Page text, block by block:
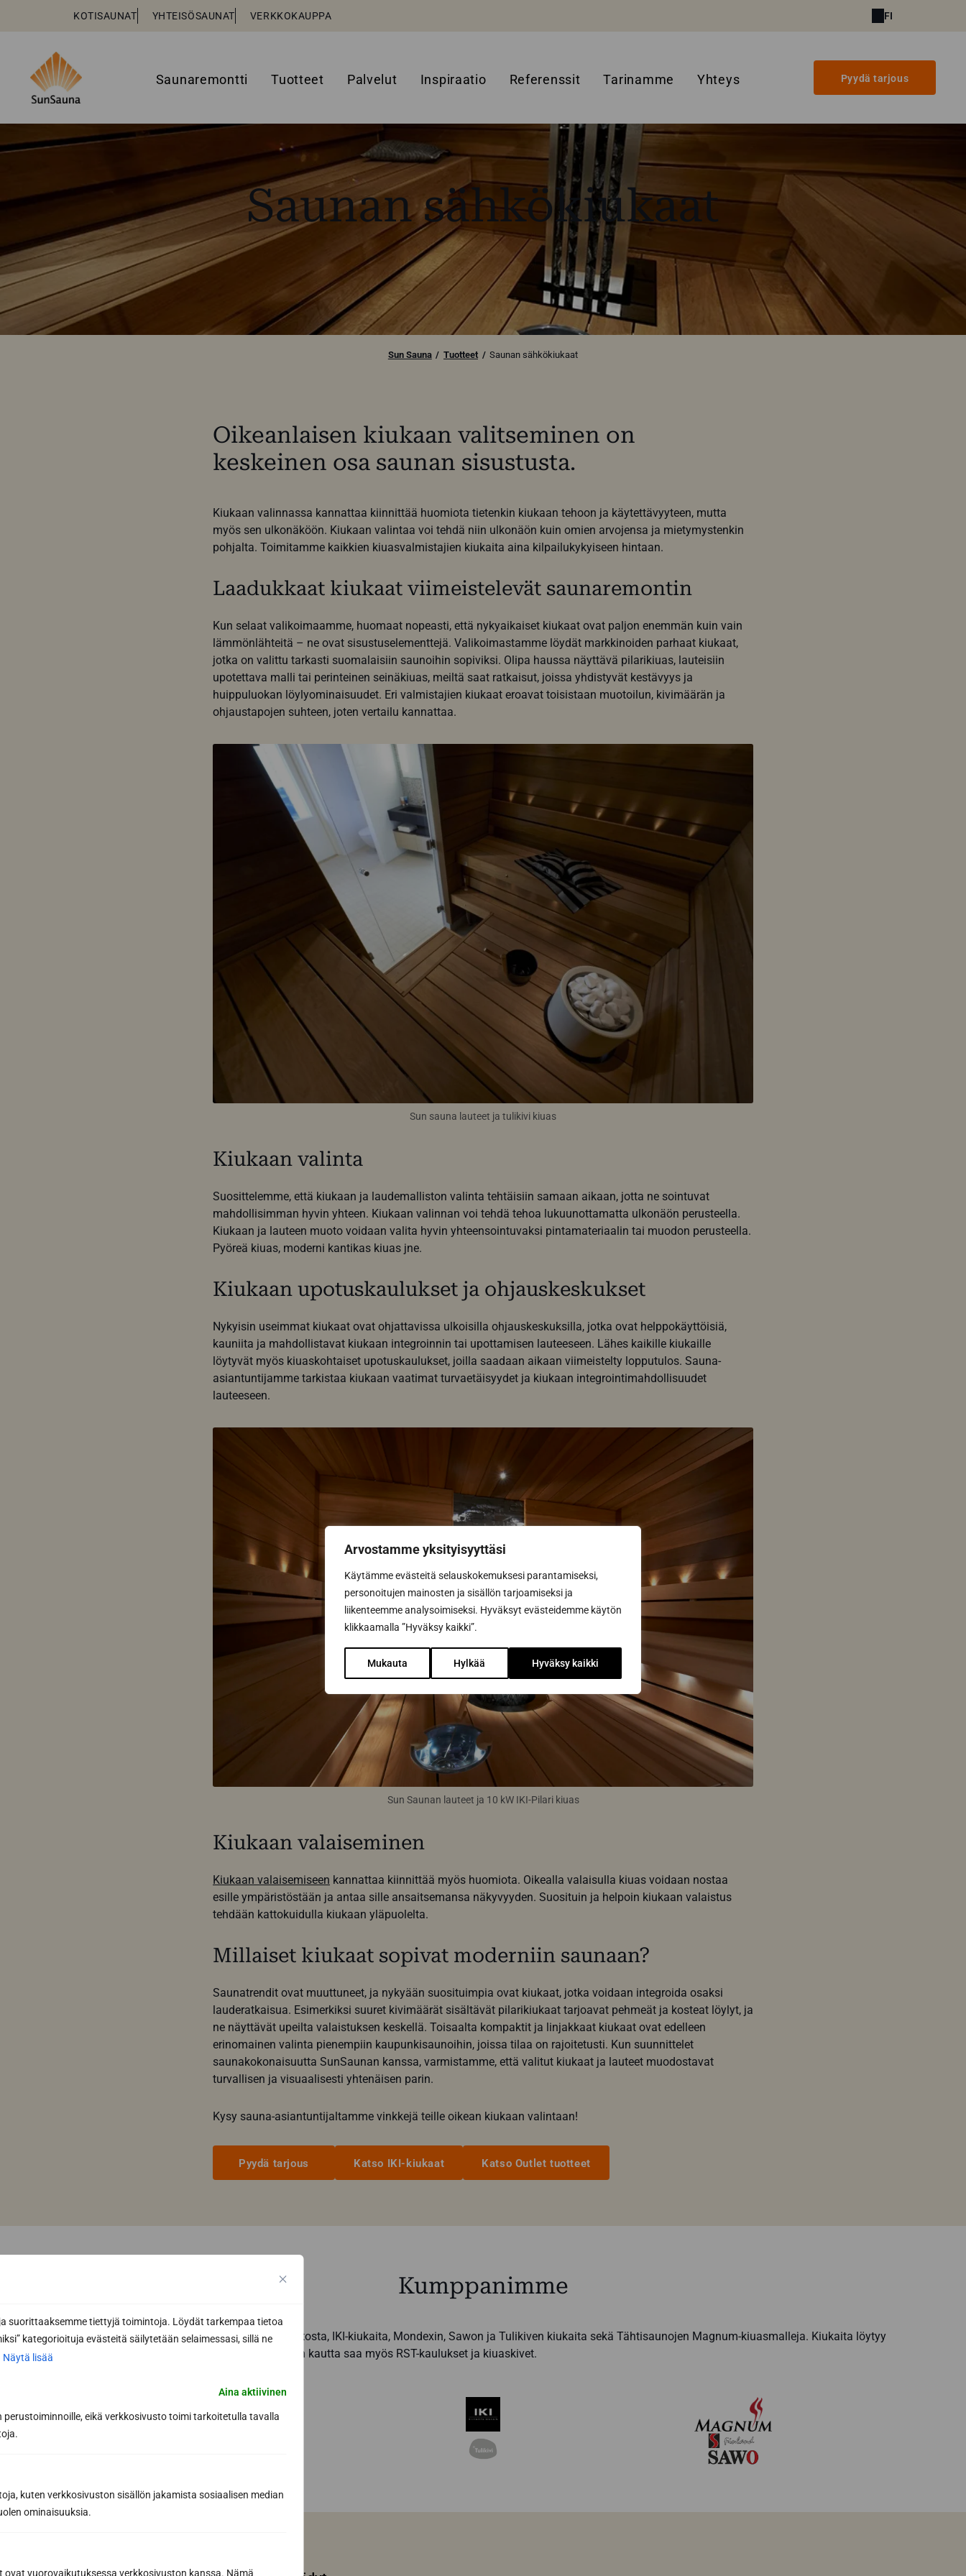
Arvostamme yksityisyyttäsi
Käytämme evästeitä selauskokemuksesi parantamiseksi,
personoitujen mainosten ja sisällön tarjoamiseksi ja
liikenteemme analysoimiseksi. Hyväksyt evästeidemme käytön
klikkaamalla ”Hyväksy kaikki”.
Mukauta Hylkää Hyväksy kaikki
suorittaaksemme tiettyjä toimintoja. Löydät tarkempaa tietoa
kategorioituja evästeitä säilytetään selaimessasi, sillä ne
Näytä lisää
Aina aktiivinen
eikä verkkosivusto toimi tarkoitetulla tavalla
kuten verkkosivuston sisällön jakamista sosiaalisen median
ominaisuuksia.
vuorovaikutuksessa verkkosivuston kanssa. Nämä
KOTISAUNAT YHTEISÖSAUNAT VERKKOKAUPPA FI
Saunaremontti Tuotteet Palvelut Inspiraatio Referenssit Tarinamme Yhteys Pyydä tarjous
Saunan sähkökiukaat
Sun Sauna Tuotteet Saunan sähkökiukaat
Oikeanlaisen kiukaan valitseminen on
keskeinen osa saunan sisustusta.
Kiukaan valinnassa kannattaa kiinnittää huomiota tietenkin kiukaan tehoon ja käytettävyyteen, mutta
myös sen ulkonäköön. Kiukaan valintaa voi tehdä niin ulkonäön kuin omien arvojensa ja mietymystenkin
pohjalta. Toimitamme kaikkien kiuasvalmistajien kiukaita aina kilpailukykyiseen hintaan.
Laadukkaat kiukaat viimeistelevät saunaremontin
Kun selaat valikoimaamme, huomaat nopeasti, että nykyaikaiset kiukaat ovat paljon enemmän kuin vain
lämmönlähteitä – ne ovat sisustuselementtejä. Valikoimastamme löydät markkinoiden parhaat kiukaat,
jotka on valittu tarkasti suomalaisiin saunoihin sopiviksi. Olipa haussa näyttävä pilarikiuas, lauteisiin
upotettava malli tai perinteinen seinäkiuas, meiltä saat ratkaisut, joissa yhdistyvät kestävyys ja
huippuluokan löylyominaisuudet. Eri valmistajien kiukaat eroavat toisistaan muotoilun, kivimäärän ja
ohjaustapojen suhteen, joten vertailu kannattaa.
Sun sauna lauteet ja tulikivi kiuas
Kiukaan valinta
Suosittelemme, että kiukaan ja laudemalliston valinta tehtäisiin samaan aikaan, jotta ne sointuvat
mahdollisimman hyvin yhteen. Kiukaan valinnan voi tehdä tehoa lukuunottamatta ulkonäön perusteella.
Kiukaan ja lauteen muoto voidaan valita hyvin yhteensointuvaksi pintamateriaalin tai muodon perusteella.
Pyöreä kiuas, moderni kantikas kiuas jne.
Kiukaan upotuskaulukset ja ohjauskeskukset
Nykyisin useimmat kiukaat ovat ohjattavissa ulkoisilla ohjauskeskuksilla, jotka ovat helppokäyttöisiä,
kauniita ja mahdollistavat kiukaan integroinnin tai upottamisen lauteeseen. Lähes kaikille kiukaille
löytyvät myös kiuaskohtaiset upotuskaulukset, joilla saadaan aikaan viimeistelty lopputulos. Sauna-
asiantuntijamme tarkistaa kiukaan vaatimat turvaetäisyydet ja kiukaan integrointimahdollisuudet
lauteeseen.
Sun Saunan lauteet ja 10 kW IKI-Pilari kiuas
Kiukaan valaiseminen
Kiukaan valaisemiseen kannattaa kiinnittää myös huomiota. Oikealla valaisulla kiuas voidaan nostaa
esille ympäristöstään ja antaa sille ansaitsemansa näkyvyyden. Suosituin ja helpoin kiukaan valaistus
tehdään kattokuidulla kiukaan yläpuolelta.
Millaiset kiukaat sopivat moderniin saunaan?
Saunatrendit ovat muuttuneet, ja nykyään suosituimpia ovat kiukaat, jotka voidaan integroida osaksi
lauderatkaisua. Esimerkiksi suuret kivimäärät sisältävät pilarikiukaat tarjoavat pehmeät ja kosteat löylyt, ja
ne näyttävät upeilta valaistuksen keskellä. Toisaalta kompaktit ja linjakkaat kiukaat ovat edelleen
erinomainen valinta pienempiin kaupunkisaunoihin, joissa tilaa on rajoitetusti. Kun suunnittelet
saunakokonaisuutta SunSaunan kanssa, varmistamme, että valitut kiukaat ja lauteet muodostavat
turvallisen ja visuaalisesti yhtenäisen parin.
Kysy sauna-asiantuntijaltamme vinkkejä teille oikean kiukaan valintaan!
Pyydä tarjous Katso IKI-kiukaat Katso Outlet tuotteet
Kumppanimme
Toimitamme kiukaita Harvian laajasta mallistosta, IKI-kiukaita, Mondexin, Sawon ja Tulikiven kiukaita sekä Tähtisaunojen Magnum-kiuasmalleja. Kiukaita löytyy
kerrotalosaunoista edustussaunoihin. Meidän kautta saa myös RST-kaulukset ja kiuaskivet.